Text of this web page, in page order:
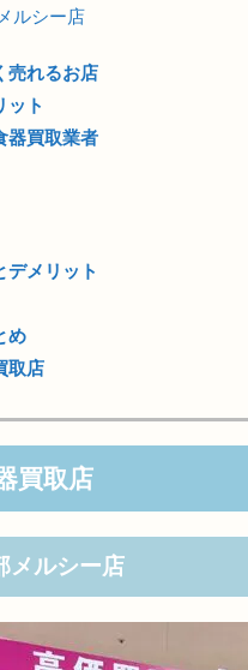
ルシー店
売れるお店
ット
器買取業者
デメリット
め
取店
買取店
メルシー店